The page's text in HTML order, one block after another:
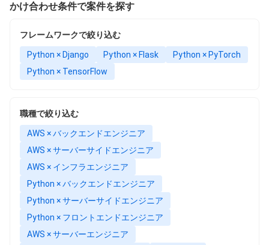
かけ合わせ条件で案件を探す
フレームワークで絞り込む
Python × Django Python × Flask
Python × PyTorch
Python × TensorFlow
職種で絞り込む
AWS × バックエンドエンジニア
AWS × サーバーサイドエンジニア
AWS × インフラエンジニア
Python × バックエンドエンジニア
Python × サーバーサイドエンジニア
Python × フロントエンドエンジニア
AWS × サーバーエンジニア